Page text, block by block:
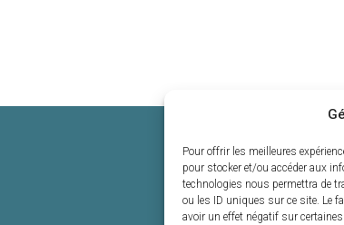
Pour offrir les meilleures
pour stocker et/ou accéder aux
technologies nous permettra de
ou les ID uniques sur ce site. Le
avoir un effet négatif sur